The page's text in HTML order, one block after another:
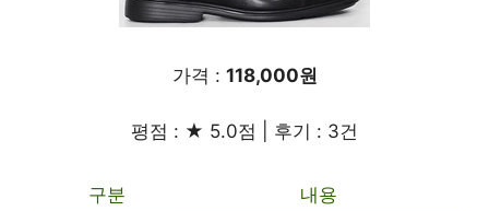
가격 : 118,000원
평점 : ★ 5.0점 | 후기 : 3건
구분 내용